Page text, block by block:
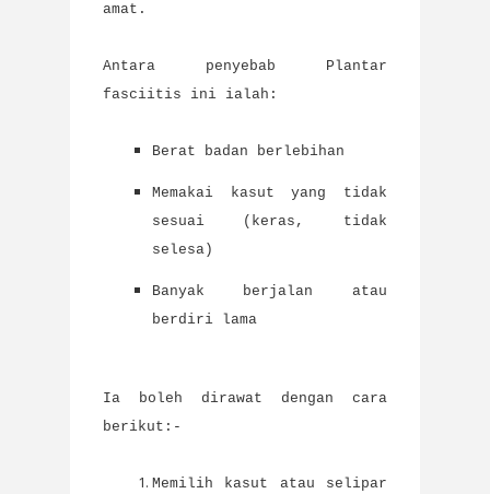
amat.
Antara penyebab Plantar
fasciitis ini ialah:
Berat badan berlebihan
Memakai kasut yang tidak
sesuai (keras, tidak
selesa)
Banyak berjalan atau
berdiri lama
Ia boleh dirawat dengan cara
berikut:-
Memilih kasut atau selipar